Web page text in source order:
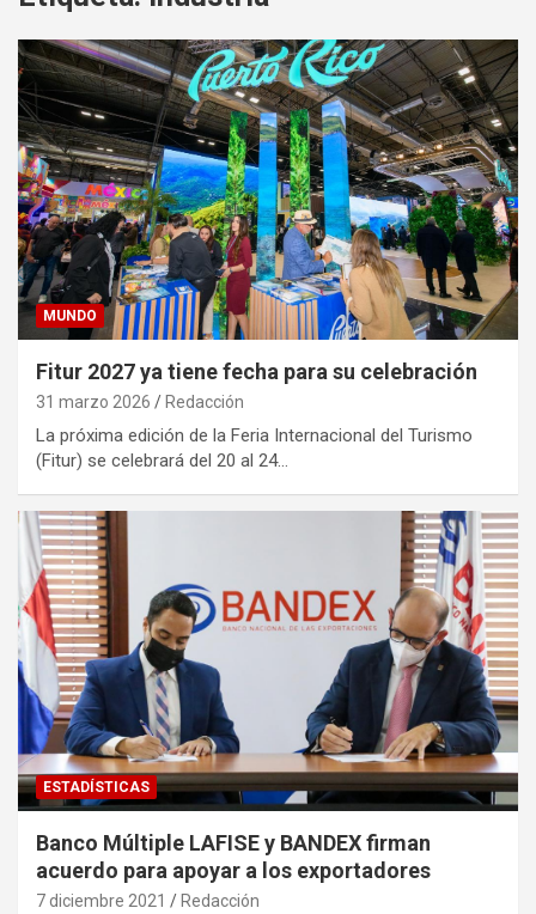
MUNDO
Fitur 2027 ya tiene fecha para su celebración
31 marzo 2026 Redacción
La próxima edición de la Feria Internacional del Turismo
(Fitur) se celebrará del 20 al 24…
ESTADÍSTICAS
Banco Múltiple LAFISE y BANDEX firman
acuerdo para apoyar a los exportadores
7 diciembre 2021 Redacción